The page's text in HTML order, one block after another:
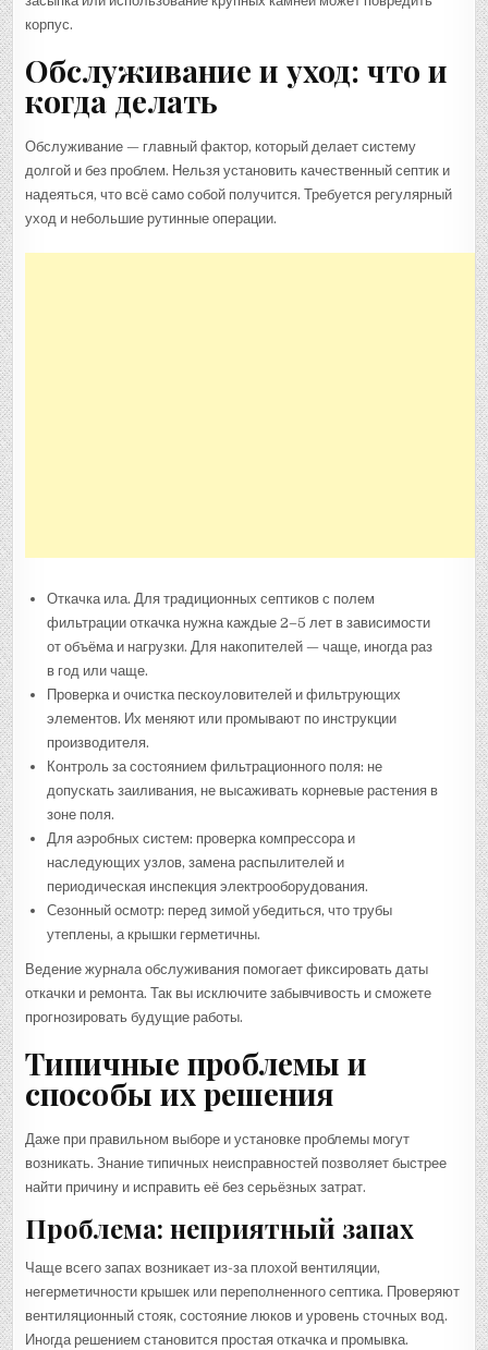
корпус.
Обслуживание и уход: что и
когда делать
Обслуживание — главный фактор, который делает систему
долгой и без проблем. Нельзя установить качественный септик и
надеяться, что всё само собой получится. Требуется регулярный
уход и небольшие рутинные операции.
Откачка ила. Для традиционных септиков с полем
фильтрации откачка нужна каждые 2–5 лет в зависимости
от объёма и нагрузки. Для накопителей — чаще, иногда раз
в год или чаще.
Проверка и очистка пескоуловителей и фильтрующих
элементов. Их меняют или промывают по инструкции
производителя.
Контроль за состоянием фильтрационного поля: не
допускать заиливания, не высаживать корневые растения в
зоне поля.
Для аэробных систем: проверка компрессора и
наследующих узлов, замена распылителей и
периодическая инспекция электрооборудования.
Сезонный осмотр: перед зимой убедиться, что трубы
утеплены, а крышки герметичны.
Ведение журнала обслуживания помогает фиксировать даты
откачки и ремонта. Так вы исключите забывчивость и сможете
прогнозировать будущие работы.
Типичные проблемы и
способы их решения
Даже при правильном выборе и установке проблемы могут
возникать. Знание типичных неисправностей позволяет быстрее
найти причину и исправить её без серьёзных затрат.
Проблема: неприятный запах
Чаще всего запах возникает из-за плохой вентиляции,
негерметичности крышек или переполненного септика. Проверяют
вентиляционный стояк, состояние люков и уровень сточных вод.
Иногда решением становится простая откачка и промывка.